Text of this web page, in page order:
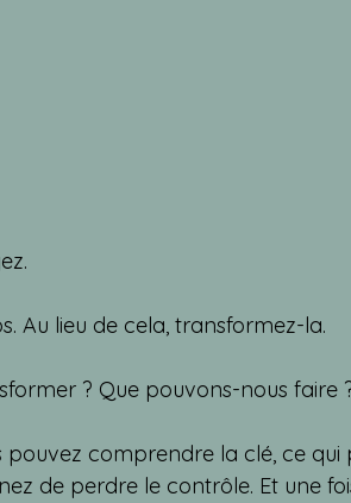
Au lieu de cela, transformez-la.
? Que pouvons-nous faire
comprendre la clé, ce qui
de perdre le contrôle. Et une